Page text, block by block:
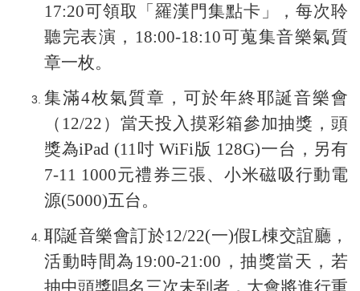
17:20可領取「羅漢門集點卡」，每次聆
聽完表演， 18:00-18:10可蒐集音樂氣質
章一枚。
集滿4枚氣質章，可於年終耶誕音樂會
（ 12/22 ）當天投入摸彩箱參加抽獎，頭
獎為iPad (11吋 WiFi版 128G)一台，另有
7-11 1000元禮券三張、小米磁吸行動電
源(5000)五台。
耶誕音樂會訂於12/22(一)假L棟交誼廳，
活動時間為 19:00-21:00 ，抽獎當天，若
抽中頭獎唱名三次未到者，大會將進行重